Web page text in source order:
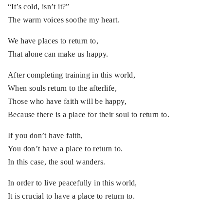
“It’s cold, isn’t it?”
The warm voices soothe my heart.
We have places to return to,
That alone can make us happy.
After completing training in this world,
When souls return to the afterlife,
Those who have faith will be happy,
Because there is a place for their soul to return to.
If you don’t have faith,
You don’t have a place to return to.
In this case, the soul wanders.
In order to live peacefully in this world,
It is crucial to have a place to return to.